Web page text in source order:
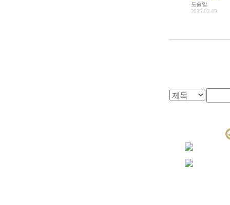
도솔암
2025-02-09